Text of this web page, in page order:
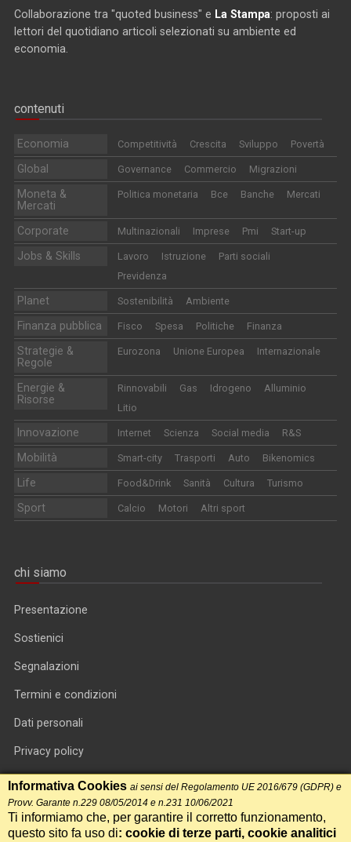
Collaborazione tra "quoted business" e La Stampa: proposti ai
lettori del quotidiano articoli selezionati su ambiente ed
economia.
contenuti
Economia Competitività Crescita Sviluppo Povertà
Global Governance Commercio Migrazioni
Moneta &
Mercati
Politica monetaria Bce Banche Mercati
Corporate Multinazionali Imprese Pmi Start-up
Jobs & Skills Lavoro Istruzione
Parti sociali
Previdenza
Planet Sostenibilità Ambiente
Finanza pubblica Fisco Spesa Politiche Finanza
Strategie &
Regole
Eurozona Unione Europea Internazionale
Energie &
Risorse
Rinnovabili Gas Idrogeno
Alluminio
Litio
Innovazione Internet Scienza Social media R&S
Mobilità Smart-city Trasporti Auto Bikenomics
Life Food&Drink Sanità Cultura Turismo
Sport Calcio Motori Altri sport
chi siamo
Presentazione
Sostienici
Segnalazioni
Termini e condizioni
Dati personali
Privacy policy
Informativa cookie
RSS feed
RSS Top News
Informativa Cookies ai sensi del Regolamento UE 2016/679 (GDPR) e
Provv. Garante n.229 08/05/2014 e n.231 10/06/2021
Ti informiamo che, per garantire il corretto funzionamento,
questo sito fa uso di: cookie di terze parti, cookie analitici